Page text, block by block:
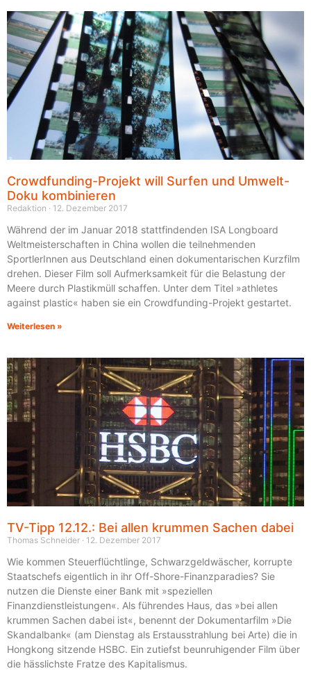
Crowdfunding-Projekt will Surfen und Umwelt-
Doku kombinieren
Redaktion 12. Dezember 2017
Während der im Januar 2018 stattfindenden ISA Longboard
Weltmeisterschaften in China wollen die teilnehmenden
SportlerInnen aus Deutschland einen dokumentarischen Kurzfilm
drehen. Dieser Film soll Aufmerksamkeit für die Belastung der
Meere durch Plastikmüll schaffen. Unter dem Titel »athletes
against plastic« haben sie ein Crowdfunding-Projekt gestartet.
Weiterlesen »
TV-Tipp 12.12.: Bei allen krummen Sachen dabei
Thomas Schneider 12. Dezember 2017
Wie kommen Steuerflüchtlinge, Schwarzgeldwäscher, korrupte
Staatschefs eigentlich in ihr Off-Shore-Finanzparadies? Sie
nutzen die Dienste einer Bank mit »speziellen
Finanzdienstleistungen«. Als führendes Haus, das »bei allen
krummen Sachen dabei ist«, benennt der Dokumentarfilm »Die
Skandalbank« (am Dienstag als Erstausstrahlung bei Arte) die in
Hongkong sitzende HSBC. Ein zutiefst beunruhigender Film über
die hässlichste Fratze des Kapitalismus.